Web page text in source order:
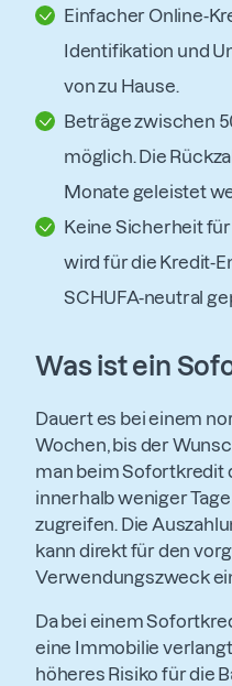
Einfacher Online-
Identifikation und
von zu Hause.
Beträge zwischen
möglich. Die
Monate geleistet
Keine Sicherheit
wird für die Kredit-
SCHUFA-neutral
Was ist ein
Dauert es bei einem
Wochen, bis der
man beim Sofortkredit
innerhalb weniger
zugreifen. Die
kann direkt für den
Verwendungszweck
Da bei einem
eine Immobilie
höheres Risiko für die